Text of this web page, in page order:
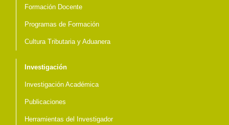
Formación Docente
Programas de Formación
Cultura Tributaria y Aduanera
Investigación
Investigación Académica
Publicaciones
Herramientas del Investigador